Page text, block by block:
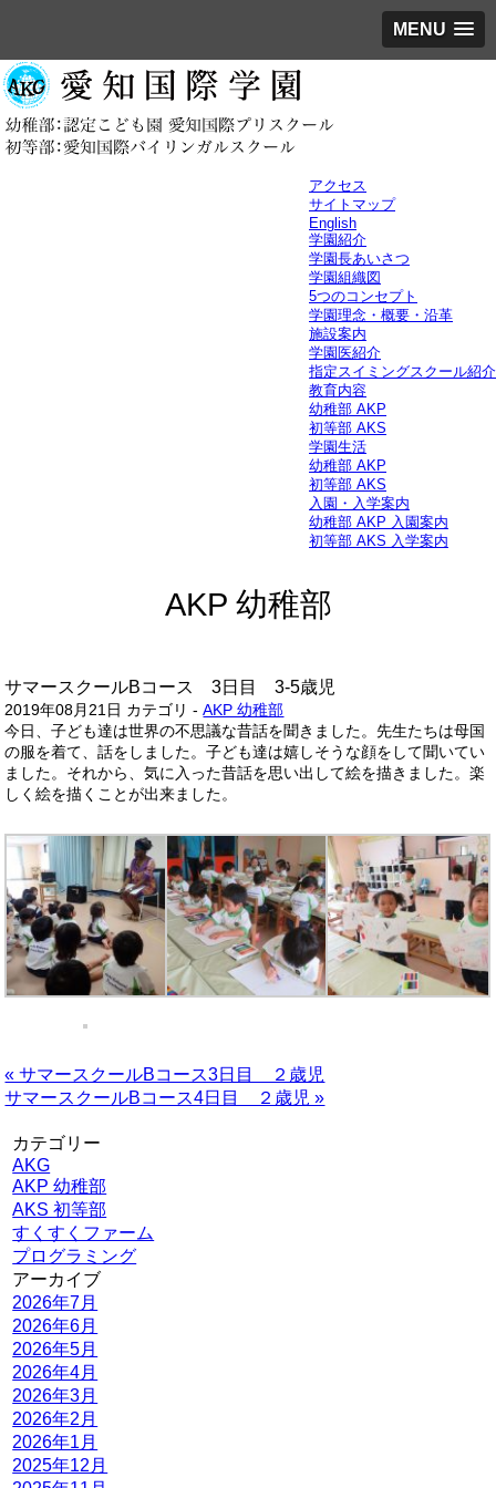
MENU
アクセス
サイトマップ
English
学園紹介
学園長あいさつ
学園組織図
5つのコンセプト
学園理念・概要・沿革
施設案内
学園医紹介
指定スイミングスクール紹介
教育内容
幼稚部 AKP
初等部 AKS
学園生活
幼稚部 AKP
初等部 AKS
入園・入学案内
幼稚部 AKP 入園案内
初等部 AKS 入学案内
AKP 幼稚部
サマースクールBコース 3日目 3-5歳児
2019年08月21日 カテゴリ -AKP 幼稚部
今日、子ども達は世界の不思議な昔話を聞きました。先生たちは母国
の服を着て、話をしました。子ども達は嬉しそうな顔をして聞いてい
ました。それから、気に入った昔話を思い出して絵を描きました。楽
しく絵を描くことが出来ました。
« サマースクールBコース3日目 ２歳児
サマースクールBコース4日目 ２歳児 »
カテゴリー
AKG
AKP 幼稚部
AKS 初等部
すくすくファーム
プログラミング
アーカイブ
2026年7月
2026年6月
2026年5月
2026年4月
2026年3月
2026年2月
2026年1月
2025年12月